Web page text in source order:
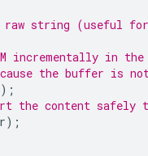
string (useful for
incrementally in
the buffer is
);
the content safely
);